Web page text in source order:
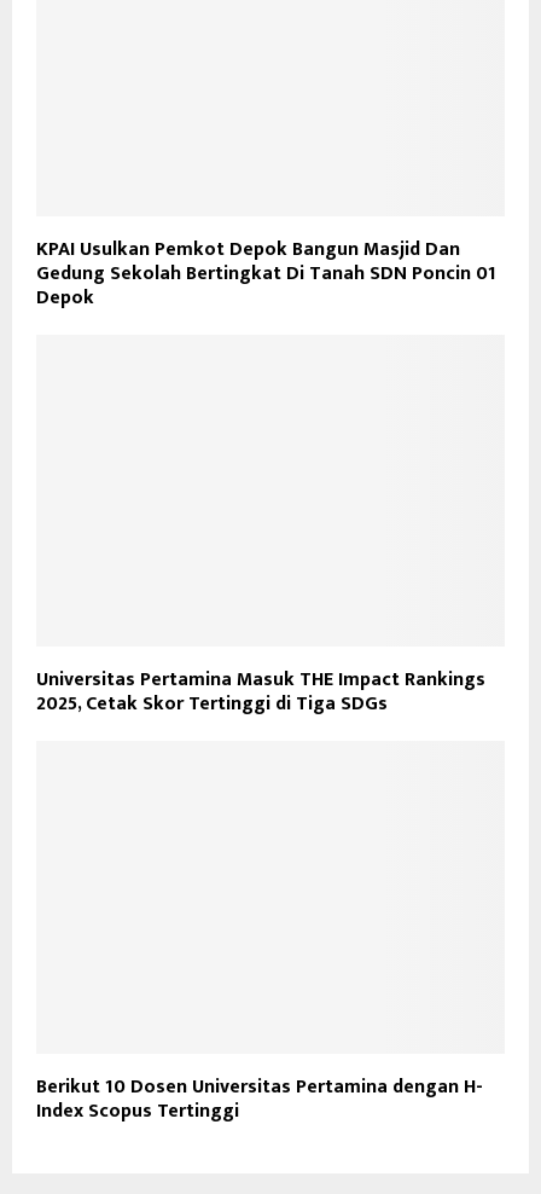
KPAI Usulkan Pemkot Depok Bangun Masjid Dan
Gedung Sekolah Bertingkat Di Tanah SDN Poncin 01
Depok
Universitas Pertamina Masuk THE Impact Rankings
2025, Cetak Skor Tertinggi di Tiga SDGs
Berikut 10 Dosen Universitas Pertamina dengan H-
Index Scopus Tertinggi